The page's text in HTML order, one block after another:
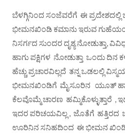
ಬೆಳಗ್ಗಿನಿಂದ ಸಂಜೆವರೆಗೆ ಈ ಪ್ರದೇಶದಲ್ಲಿ
ಭೀಮನಖಿಂಡಿ ಕಮಾನು ಇರುವ
ನಿಸರ್ಗದ ಸುಂದರ ದೃಶ್ಯ ನೋಡುತ್ತಾ,
ಹಾಗು ಪಕ್ಷಿಗಳ ನೋಡುತ್ತಾ ಒಂದು ದಿನ
ಹೆಚ್ಚು ಪ್ರಚಾರವಿಲ್ಲದೆ ತನ್ನ ಒಡಲಲ್ಲಿ
ಭೀಮನಖಿಂಡಿಗೆ ಮೈಸೂರಿನ ಯೂತ್
ಕೆಲವೊಮ್ಮೆ ಚಾರಣ ಹಮ್ಮಿಕೊಳ್ಳುತ್ತಾರೆ ,
ಇದರ ಪರಿಚಯವಿಲ್ಲ , ಜೊತೆಗೆ ಹತ್ತಿರದ
ಊರಿನಿನ ಸನಿಹದಿಂದ ಈ ಭೀಮನ ಖಿಂಡಿ